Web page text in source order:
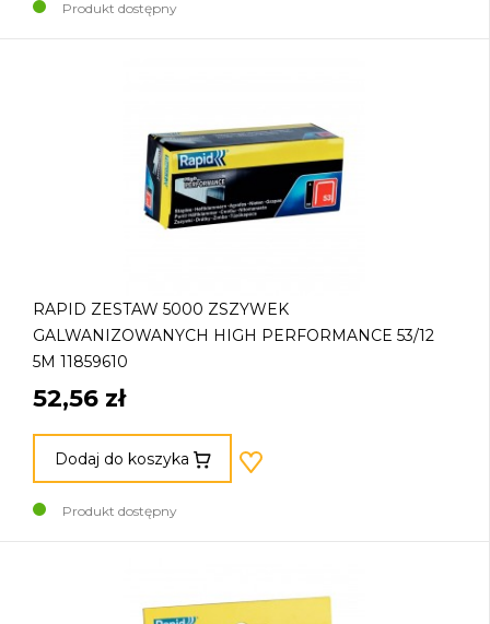
Produkt dostępny
RAPID ZESTAW 5000 ZSZYWEK
GALWANIZOWANYCH HIGH PERFORMANCE 53/12
5M 11859610
52,56 zł
Dodaj do koszyka
Produkt dostępny